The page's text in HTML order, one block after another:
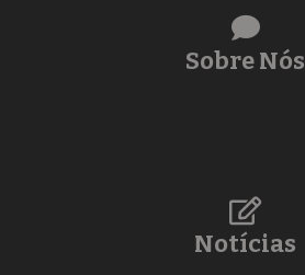
Sobre Nós
Notícias